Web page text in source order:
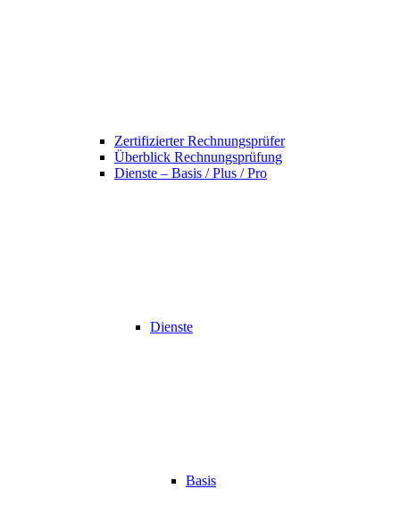
Zertifizierter Rechnungsprüfer
Überblick Rechnungsprüfung
Dienste – Basis / Plus / Pro
Dienste
Basis